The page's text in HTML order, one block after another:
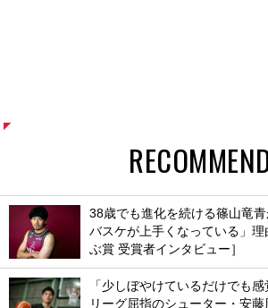
38歳でも進化を続ける篠山竜
バスケが上手くなっている」
ぶ賞 受賞者インタビュー］
「少しぼやけているだけでも
リーグ屈指のシューター・安藤